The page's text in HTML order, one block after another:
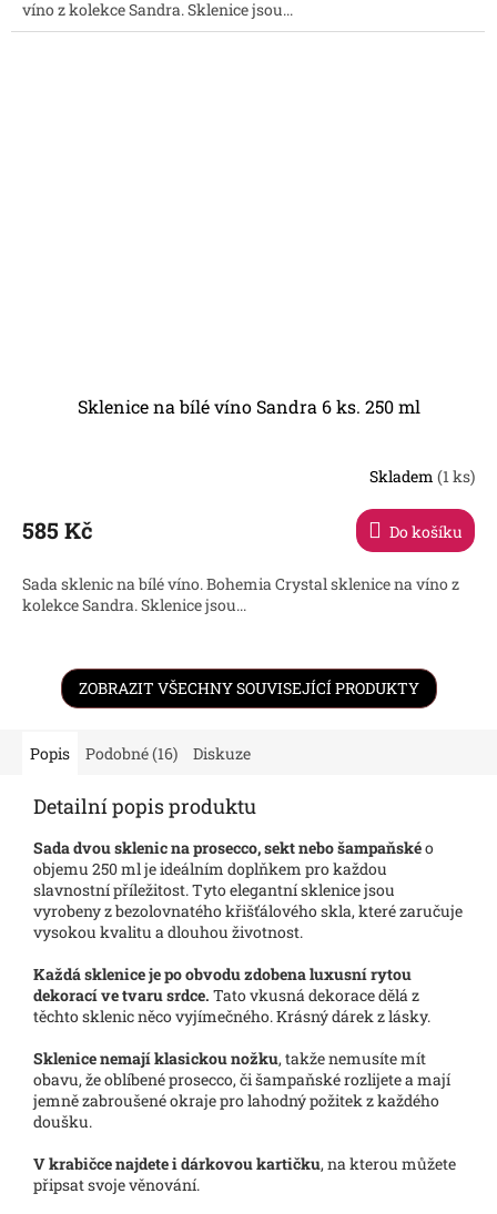
víno z kolekce Sandra. Sklenice jsou...
Sklenice na bílé víno Sandra 6 ks. 250 ml
Skladem (1 ks)
585 Kč Do košíku
Sada sklenic na bílé víno. Bohemia Crystal sklenice na víno z
kolekce Sandra. Sklenice jsou...
ZOBRAZIT VŠECHNY SOUVISEJÍCÍ PRODUKTY
Popis Podobné (16) Diskuze
Detailní popis produktu
Sada dvou sklenic na prosecco, sekt nebo šampaňskéo
objemu 250 ml je ideálním doplňkem pro každou
slavnostní příležitost. Tyto elegantní sklenice jsou
vyrobeny z bezolovnatého křišťálového skla, které zaručuje
vysokou kvalitu a dlouhou životnost.
Každá sklenice je po obvodu zdobena luxusní rytou
dekorací ve tvaru srdce. Tato vkusná dekorace dělá z
těchto sklenic něco vyjímečného. Krásný dárek z lásky.
Sklenice nemají klasickou nožku, takže nemusíte mít
obavu, že oblíbené prosecco, či šampaňské rozlijete a mají
jemně zabroušené okraje pro lahodný požitek z každého
doušku.
V krabičce najdete i dárkovou kartičku, na kterou můžete
připsat svoje věnování.